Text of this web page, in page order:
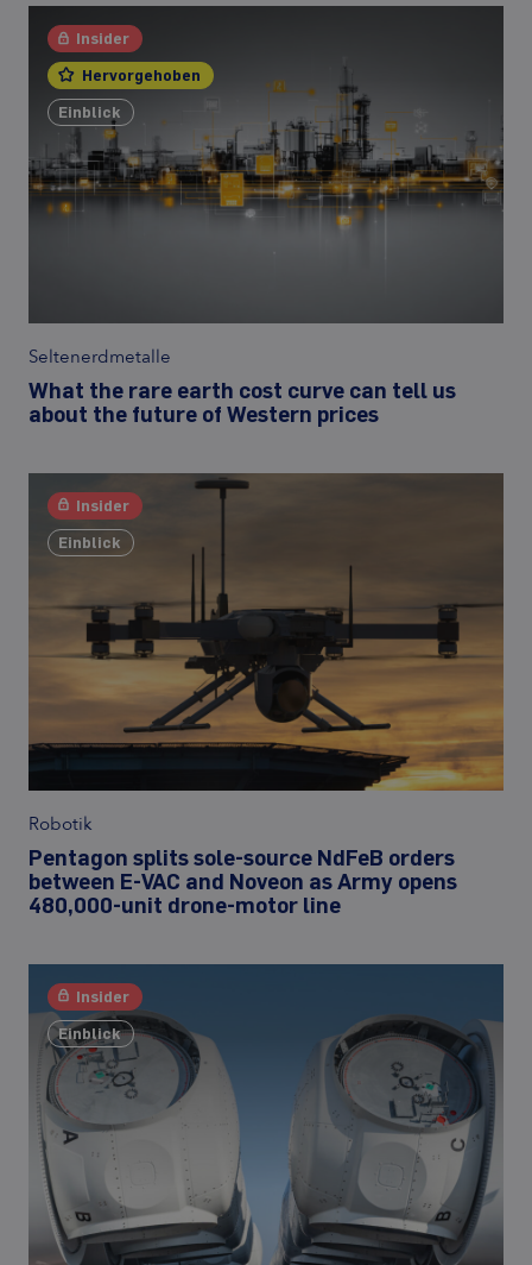
Insider
Hervorgehoben
Einblick
Seltenerdmetalle
What the rare earth cost curve can tell us
about the future of Western prices
Insider
Einblick
Robotik
Pentagon splits sole-source NdFeB orders
between E-VAC and Noveon as Army opens
480,000-unit drone-motor line
Insider
Einblick